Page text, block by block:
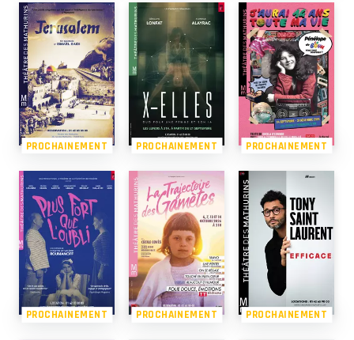
PROCHAINEMENT PROCHAINEMENT PROCHAINEMENT
PROCHAINEMENT PROCHAINEMENT PROCHAINEMENT